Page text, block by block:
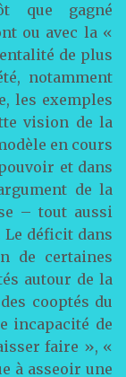
que gagné
ou avec la «
de plus
notamment
les exemples
vision de la
en cours
et dans
de la
– tout aussi
Le déficit dans
de certaines
autour de la
cooptés du
incapacité de
faire », «
à asseoir une